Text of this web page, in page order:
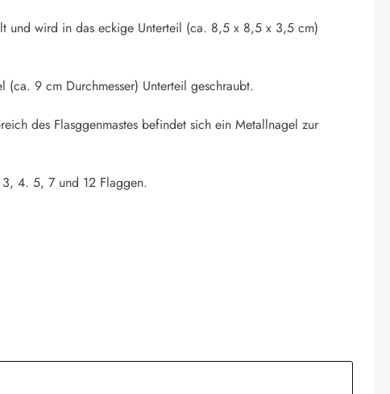
und wird in das eckige Unterteil (ca. 8,5 x 8,5 x 3,5 cm)
9 cm Durchmesser) Unterteil geschraubt.
des Flasggenmastes befindet sich ein Metallnagel zur
4. 5, 7 und 12 Flaggen.